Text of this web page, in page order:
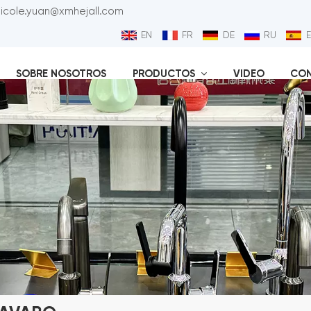
EN FR DE RU
SOBRE NOSOTROS PRODUCTOS VIDEO